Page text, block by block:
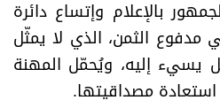
بالإعلام وإتساع دائرة
مدفوع الثمن، الذي لا يمثّل
يسيء إليه، ويُحمّل المهنة
مصداقيتها.